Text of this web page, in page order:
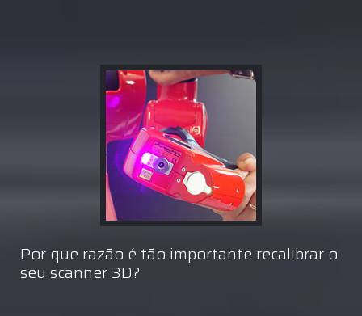
Por que razão é tão importante recalibrar o
seu scanner 3D?